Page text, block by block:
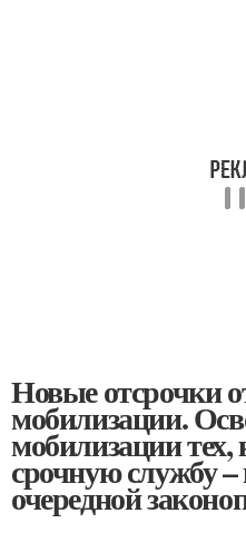
Новые отсрочки
мобилизации.
мобилизации тех,
срочную службу –
очередной